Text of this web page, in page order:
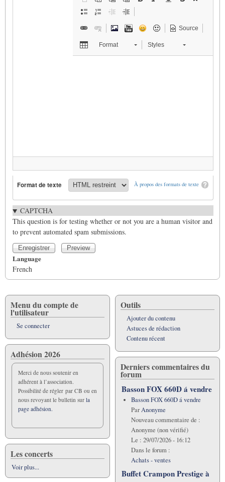
Source
Format Styles
À propos des formats de texte
Format de texte
CAPTCHA
This question is for testing whether or not you are a human visitor and
to prevent automated spam submissions.
Language
French
Menu du compte de
l'utilisateur
Se connecter
Adhésion 2026
Merci de nous soutenir en
adhérent à l’association.
Possibilité de régler par CB ou en
nous revoyant le bulletin sur la
page adhésion.
Les concerts
Voir plus...
Outils
Ajouter du contenu
Astuces de rédaction
Contenu récent
Derniers commentaires du
forum
Basson FOX 660D á vendre
Basson FOX 660D á vendre
ParAnonyme
Nouveau commentaire de :
Anonyme (non vérifié)
Le : 29/07/2026 - 16:12
Dans le forum :
Achats - ventes
Buffet Crampon Prestige à